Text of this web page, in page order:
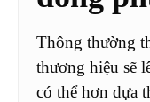
Thông thường
thương hiệu sẽ
có thể hơn dựa